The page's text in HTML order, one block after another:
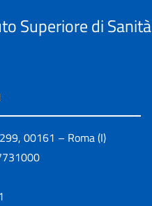
Superiore di Sanità
00161 – Roma (I)